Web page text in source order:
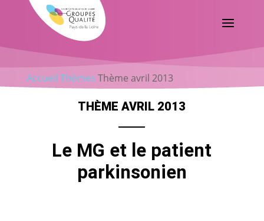
Accueil Thèmes Thème avril 2013
THÈME AVRIL 2013
Le MG et le patient
parkinsonien